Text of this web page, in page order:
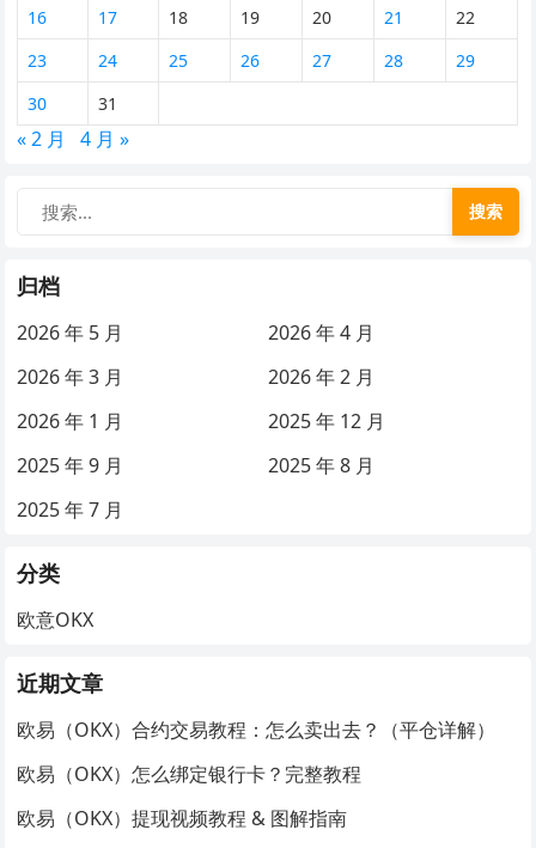
16
17 18 19 20 21
22
23
24 25 26 27 28
29
30
31
« 2 月 4 月 »
搜索
归档
2026 年 5 月
2026 年 4 月
2026 年 3 月
2026 年 2 月
2026 年 1 月
2025 年 12 月
2025 年 9 月
2025 年 8 月
2025 年 7 月
分类
欧意OKX
近期文章
欧易（OKX）合约交易教程：怎么卖出去？（平仓详解）
欧易（OKX）怎么绑定银行卡？完整教程
欧易（OKX）提现视频教程 & 图解指南